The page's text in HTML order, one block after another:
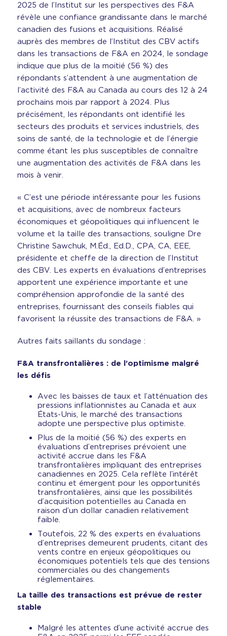
2025 de l’Institut sur les perspectives des F&A
révèle une confiance grandissante dans le marché
canadien des fusions et acquisitions. Réalisé
auprès des membres de l’Institut des CBV actifs
dans les transactions de F&A en 2024, le sondage
indique que plus de la moitié (56 %) des
répondants s’attendent à une augmentation de
l’activité des F&A au Canada au cours des 12 à 24
prochains mois par rapport à 2024. Plus
précisément, les répondants ont identifié les
secteurs des produits et services industriels, des
soins de santé, de la technologie et de l’énergie
comme étant les plus susceptibles de connaître
une augmentation des activités de F&A dans les
mois à venir.
« C’est une période intéressante pour les fusions
et acquisitions, avec de nombreux facteurs
économiques et géopolitiques qui influencent le
volume et la taille des transactions, souligne Dre
Christine Sawchuk, M.Éd., Ed.D., CPA, CA, EEE,
présidente et cheffe de la direction de l’Institut
des CBV. Les experts en évaluations d’entreprises
apportent une expérience importante et une
compréhension approfondie de la santé des
entreprises, fournissant des conseils fiables qui
favorisent la réussite des transactions de F&A. »
Autres faits saillants du sondage :
F&A transfrontalières : de l’optimisme malgré
les défis
Avec les baisses de taux et l’atténuation des
pressions inflationnistes au Canada et aux
États-Unis, le marché des transactions
adopte une perspective plus optimiste.
Plus de la moitié (56 %) des experts en
évaluations d’entreprises prévoient une
activité accrue dans les F&A
transfrontalières impliquant des entreprises
canadiennes en 2025. Cela reflète l’intérêt
continu et émergent pour les opportunités
transfrontalières, ainsi que les possibilités
d’acquisition potentielles au Canada en
raison d’un dollar canadien relativement
faible.
Toutefois, 22 % des experts en évaluations
d’entreprises demeurent prudents, citant des
vents contre en enjeux géopolitiques ou
économiques potentiels tels que des tensions
commerciales ou des changements
réglementaires.
La taille des transactions est prévue de rester
stable
Malgré les attentes d’une activité accrue des